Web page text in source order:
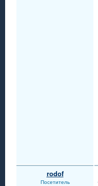
rodof
Посетитель